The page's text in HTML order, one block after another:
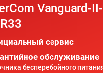
Vanguard-
сервис
обслуживание
бесперебойного